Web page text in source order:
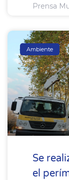
Prensa
Ambiente
Se
el